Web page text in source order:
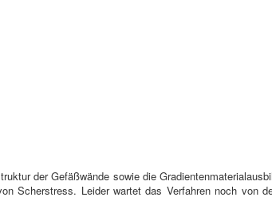
der Gefäßwände sowie die
Sch­er­stress. Lei­der wartet das Ver­fahren noch von